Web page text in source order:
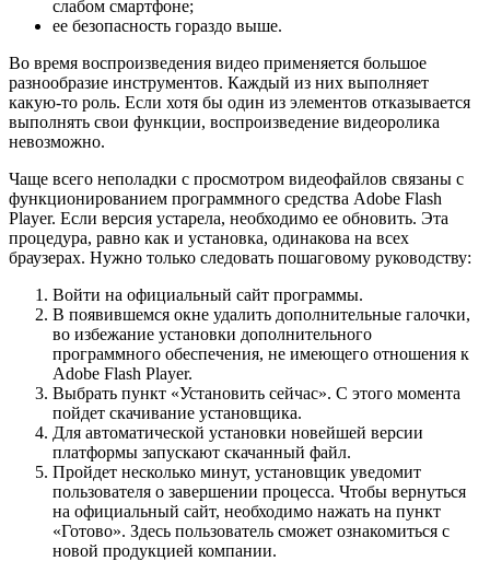
слабом смартфоне;
ее безопасность гораздо выше.
Во время воспроизведения видео применяется большое
разнообразие инструментов. Каждый из них выполняет
какую-то роль. Если хотя бы один из элементов отказывается
выполнять свои функции, воспроизведение видеоролика
невозможно.
Чаще всего неполадки с просмотром видеофайлов связаны с
функционированием программного средства Adobe Flash
Player. Если версия устарела, необходимо ее обновить. Эта
процедура, равно как и установка, одинакова на всех
браузерах. Нужно только следовать пошаговому руководству:
Войти на официальный сайт программы.
В появившемся окне удалить дополнительные галочки,
во избежание установки дополнительного
программного обеспечения, не имеющего отношения к
Adobe Flash Player.
Выбрать пункт «Установить сейчас». С этого момента
пойдет скачивание установщика.
Для автоматической установки новейшей версии
платформы запускают скачанный файл.
Пройдет несколько минут, установщик уведомит
пользователя о завершении процесса. Чтобы вернуться
на официальный сайт, необходимо нажать на пункт
«Готово». Здесь пользователь сможет ознакомиться с
новой продукцией компании.